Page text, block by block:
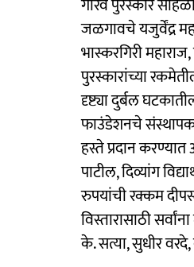
गौरव पुरस्कार
जळगावचे यजुर्वेंद्र
भास्करगिरी
पुरस्कारांच्या
दृष्ट्या दुर्बल
फाउंडेशनचे संस्थापक
हस्ते प्रदान
पाटील, दिव्यांग
रुपयांची रक्कम
विस्तारासाठी
के. सत्या, सुधीर